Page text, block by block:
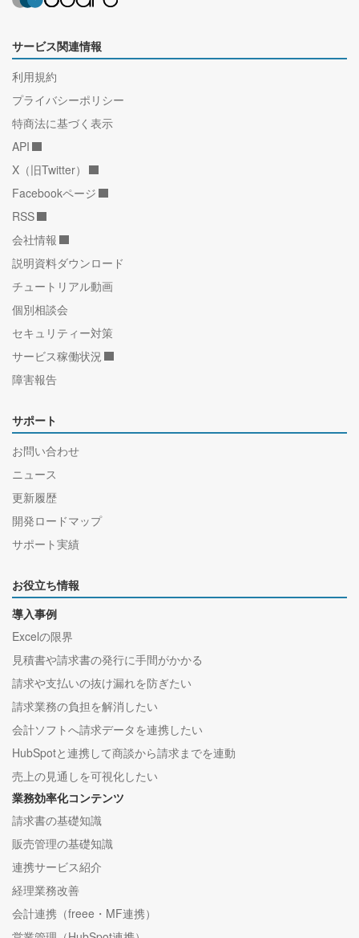
サービス関連情報
利用規約
プライバシーポリシー
特商法に基づく表示
API
X（旧Twitter）
Facebookページ
RSS
会社情報
説明資料ダウンロード
チュートリアル動画
個別相談会
セキュリティー対策
サービス稼働状況
障害報告
サポート
お問い合わせ
ニュース
更新履歴
開発ロードマップ
サポート実績
お役立ち情報
導入事例
Excelの限界
見積書や請求書の発行に手間がかかる
請求や支払いの抜け漏れを防ぎたい
請求業務の負担を解消したい
会計ソフトへ請求データを連携したい
HubSpotと連携して商談から請求までを連動
売上の見通しを可視化したい
業務効率化コンテンツ
請求書の基礎知識
販売管理の基礎知識
連携サービス紹介
経理業務改善
会計連携（freee・MF連携）